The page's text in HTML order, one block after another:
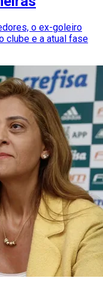
o ex-goleiro
clube e a atual fase